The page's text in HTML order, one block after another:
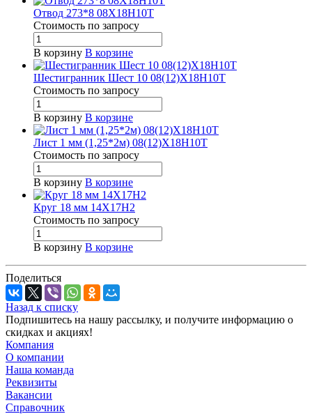
Отвод 273*8 08Х18Н10Т
Стоимость по запросу
В корзину В корзине
Шестигранник Шест 10 08(12)Х18Н10Т
Стоимость по запросу
В корзину В корзине
Лист 1 мм (1,25*2м) 08(12)Х18Н10Т
Стоимость по запросу
В корзину В корзине
Круг 18 мм 14Х17Н2
Стоимость по запросу
В корзину В корзине
Поделиться
Назад к списку
Подпишитесь на нашу рассылку, и получите информацию о
скидках и акциях!
Компания
О компании
Наша команда
Реквизиты
Вакансии
Справочник